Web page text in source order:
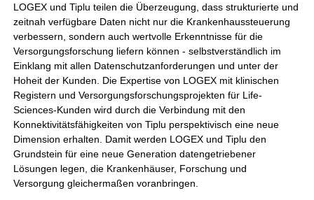
LOGEX und Tiplu teilen die Überzeugung, dass strukturierte und
zeitnah verfügbare Daten nicht nur die Krankenhaussteuerung
verbessern, sondern auch wertvolle Erkenntnisse für die
Versorgungsforschung liefern können - selbstverständlich im
Einklang mit allen Datenschutzanforderungen und unter der
Hoheit der Kunden. Die Expertise von LOGEX mit klinischen
Registern und Versorgungsforschungsprojekten für Life-
Sciences-Kunden wird durch die Verbindung mit den
Konnektivitätsfähigkeiten von Tiplu perspektivisch eine neue
Dimension erhalten. Damit werden LOGEX und Tiplu den
Grundstein für eine neue Generation datengetriebener
Lösungen legen, die Krankenhäuser, Forschung und
Versorgung gleichermaßen voranbringen.